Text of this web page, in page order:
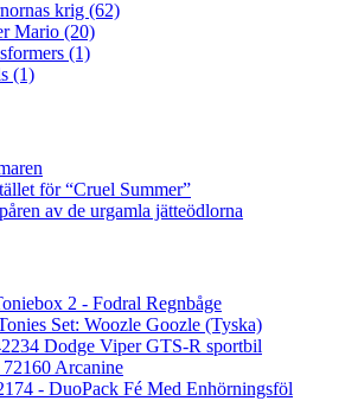
krig (62)
Mario (20)
(1)
(1)
för “Cruel Summer”
av de urgamla jätteödlorna
2 - Fodral Regnbåge
Set: Woozle Goozle (Tyska)
Dodge Viper GTS-R sportbil
Arcanine
- DuoPack Fé Med Enhörningsföl